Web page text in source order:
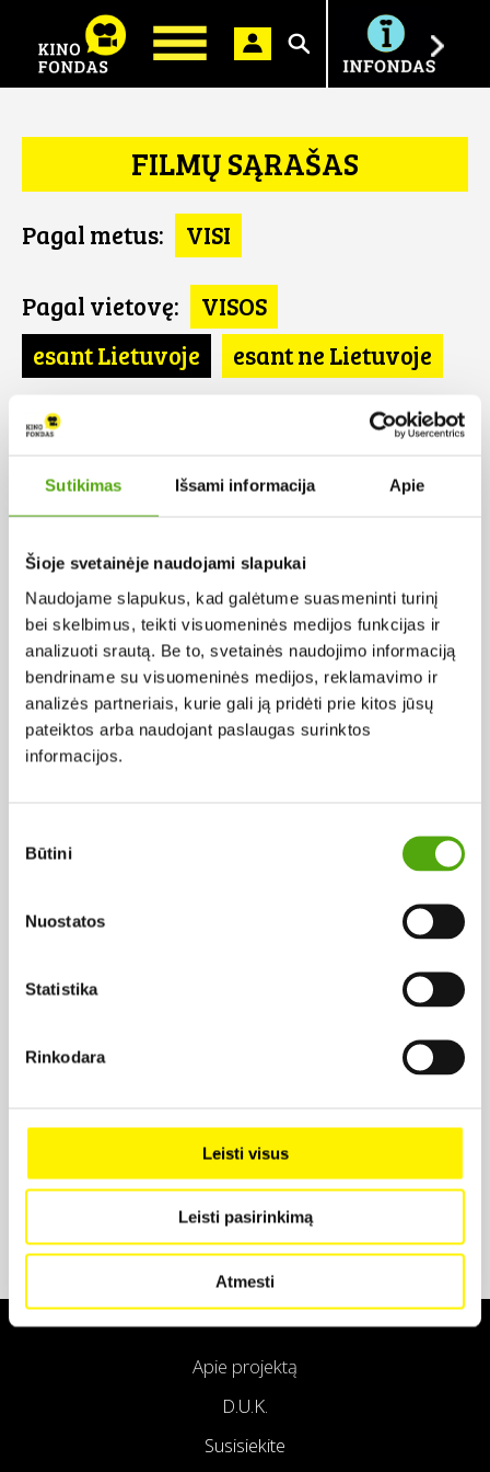
Sutikimas Išsami informacija Apie
Šioje svetainėje naudojami slapukai
Naudojame slapukus, kad galėtume suasmeninti turinį
bei skelbimus, teikti visuomeninės medijos funkcijas ir
analizuoti srautą. Be to, svetainės naudojimo informaciją
bendriname su visuomeninės medijos, reklamavimo ir
analizės partneriais, kurie gali ją pridėti prie kitos jūsų
pateiktos arba naudojant paslaugas surinktos
informacijos.
pasirinkimas
Būtini
Nuostatos
Statistika
Rinkodara
Leisti visus
Leisti pasirinkimą
Atmesti
Ieškoti
FILMŲ SĄRAŠAS
Pagal metus: VISI
Pagal vietovę:
VISOS
esant Lietuvoje
esant ne Lietuvoje
Pagal šalį:
Austrija
Pagal abėcėlę:
Rezultatų nerasta...
Apie projektą
D.U.K.
Susisiekite